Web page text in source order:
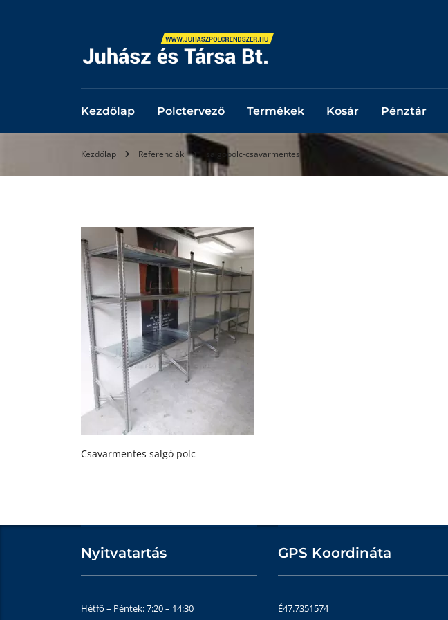
Kezdőlap Polctervező Termékek Kosár Pénztár
Kezdőlap Referenciák salgopolc-csavarmentes
Csavarmentes salgó polc
Nyitvatartás
Hétfő – Péntek: 7:20 – 14:30
GPS Koordináta
É47.7351574